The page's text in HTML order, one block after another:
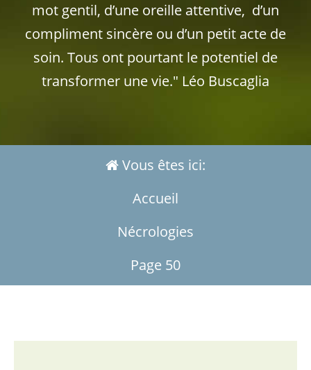
mot gentil, d’une oreille attentive, d’un
compliment sincère ou d’un petit acte de
soin. Tous ont pourtant le potentiel de
transformer une vie." Léo Buscaglia
Vous êtes ici:
Accueil
Nécrologies
Page 50